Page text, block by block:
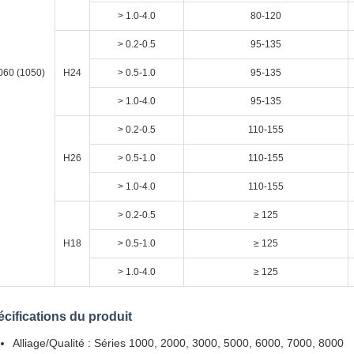
(1050)
> 1.0-4.0 80-120
H24
> 0.2-0.5 95-135
> 0.5-1.0 95-135
> 1.0-4.0 95-135
H26
> 0.2-0.5 110-155
> 0.5-1.0 110-155
> 1.0-4.0 110-155
H18
> 0.2-0.5 ≥ 125
> 0.5-1.0 ≥ 125
> 1.0-4.0 ≥ 125
du produit
Alliage/Qualité : Séries 1000, 2000, 3000, 5000, 6000, 7000, 8000